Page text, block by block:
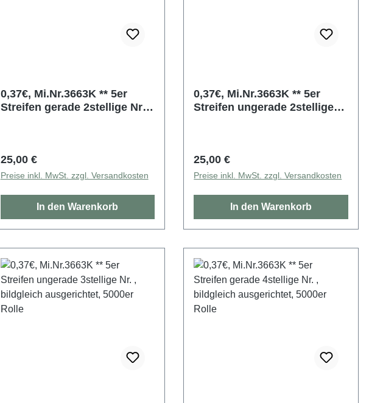
0,37€, Mi.Nr.3663K ** 5er
Streifen gerade 2stellige Nr. ,
Regulärer Preis:
25,00 €
Preise inkl. MwSt. zzgl. Versandkosten
In den Warenkorb
0,37€, Mi.Nr.3663K ** 5er
Streifen ungerade 2stellige
Regulärer Preis:
25,00 €
Preise inkl. MwSt. zzgl. Versandkosten
In den Warenkorb